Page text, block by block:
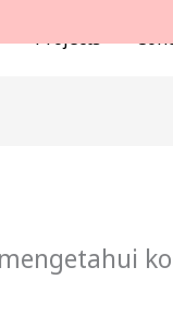
Projects